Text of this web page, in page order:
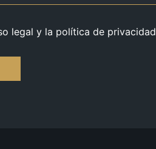
legal y la política de privacidad